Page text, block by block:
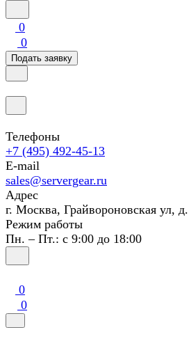
0
0
Подать заявку
Телефоны
+7 (495) 492-45-13
E-mail
sales@servergear.ru
Адрес
г. Москва, Грайвороновская ул,
Режим работы
Пн. – Пт.: с 9:00 до 18:00
0
0